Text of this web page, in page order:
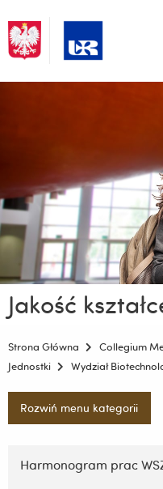
Jakość
Strona Główna Collegium
Jednostki
Wydział
Rozwiń menu kategorii
nawigację
Harmonogram prac